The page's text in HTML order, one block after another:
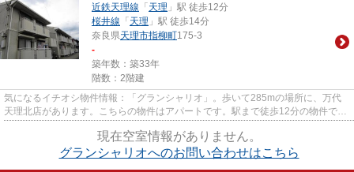
近鉄天理線 「 天理 」駅 徒歩12分
桜井線 「 天理 」駅 徒歩14分
奈良県天理市指柳町175-3
-
築年数：築33年
階数：2階建
気になるイチオシ物件情報：「グランシャリオ」。歩いて285mの場所に、万代
天理北店があります。こちらの物件はアパートです。駅まで徒歩12分の物件で
現在空室情報がありません。
グランシャリオへのお問い合わせはこちら